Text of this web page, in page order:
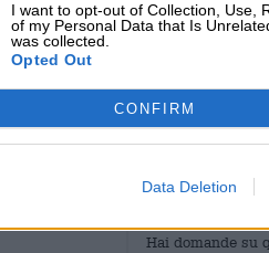
I want to opt-out of Collection, Use,
of my Personal Data that Is
was collected.
Opted Out
CONFIRM
Data Deletion
La birra è
bottiglia. In
CONSULENZA
Hai domande su